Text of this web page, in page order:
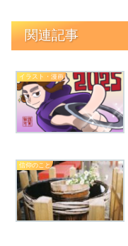
関連記事
イラスト・漫画
信仰のこと